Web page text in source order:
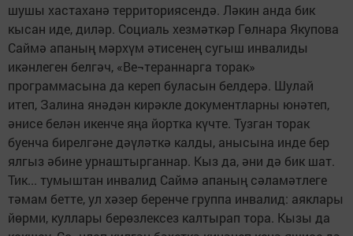
шушы хастаханә территориясендә. Ләкин анда бик
кысан иде, диләр. Социаль хезмәткәр Гөлнара Якупова
Саймә апаның мәрхүм әтисенең сугыш инвалиды
икәнлеген белгәч, «Ве¬тераннарга торак»
программасына да кереп буласын белдерә. Шулай
итеп, Залина янәдән кирәкле документларны юнәтеп,
әнисе белән икенче яңа йортка күчте. Тузган торак
буенча бирелгәне дәүләткә калды, анысына инде бер
ялгыз әбине урнаштырганнар. Кыз да, әни дә бик шат.
Тик... тумыштан инвалид Саймә апаның сәламәтлеге
тәмам бетте, ул хәзер беренче группа инвалид: аяклары
йөрми, куллары берөзлексез калтырап тора. Кызы да